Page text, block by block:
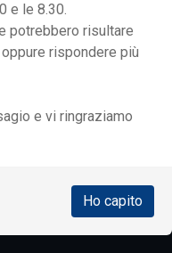
e le 8.30.
potrebbero risultare
rispondere più
e vi ringraziamo
Ho capito